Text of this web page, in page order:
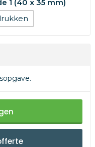
1 (40 x 35 mm)